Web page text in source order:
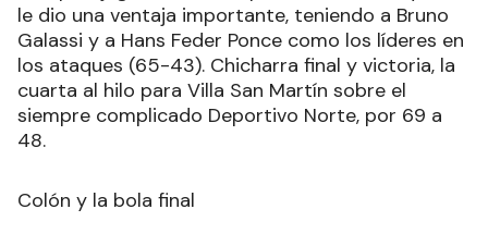
le dio una ventaja importante, teniendo a Bruno
Galassi y a Hans Feder Ponce como los líderes en
los ataques (65-43). Chicharra final y victoria, la
cuarta al hilo para Villa San Martín sobre el
siempre complicado Deportivo Norte, por 69 a
48.
Colón y la bola final